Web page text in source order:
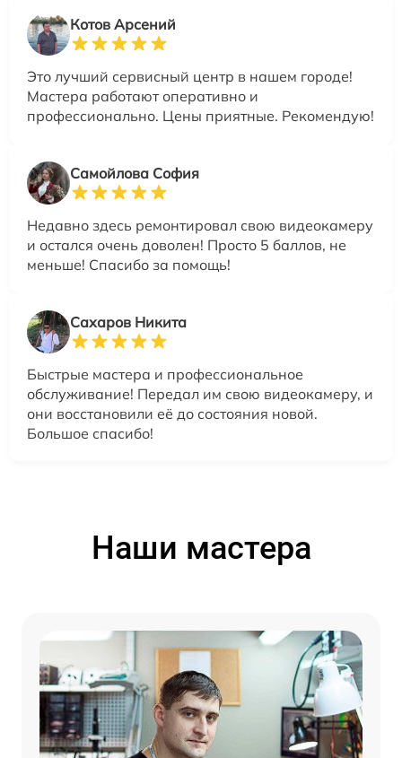
Котов Арсений
Это лучший сервисный центр в нашем городе!
Мастера работают оперативно и
профессионально. Цены приятные. Рекомендую!
Самойлова София
Недавно здесь ремонтировал свою видеокамеру
и остался очень доволен! Просто 5 баллов, не
меньше! Спасибо за помощь!
Сахаров Никита
Быстрые мастера и профессиональное
обслуживание! Передал им свою видеокамеру, и
они восстановили её до состояния новой.
Большое спасибо!
Наши мастера